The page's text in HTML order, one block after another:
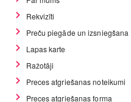
Rekvizīti
Preču piegāde un izsniegšana
Lapas karte
Ražotāji
Preces atgriešanas noteikumi
Preces atgriešanas forma